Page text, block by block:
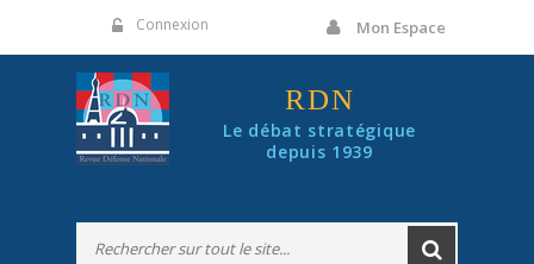
Connexion Mon Espace
RDN
Le débat stratégique
depuis 1939